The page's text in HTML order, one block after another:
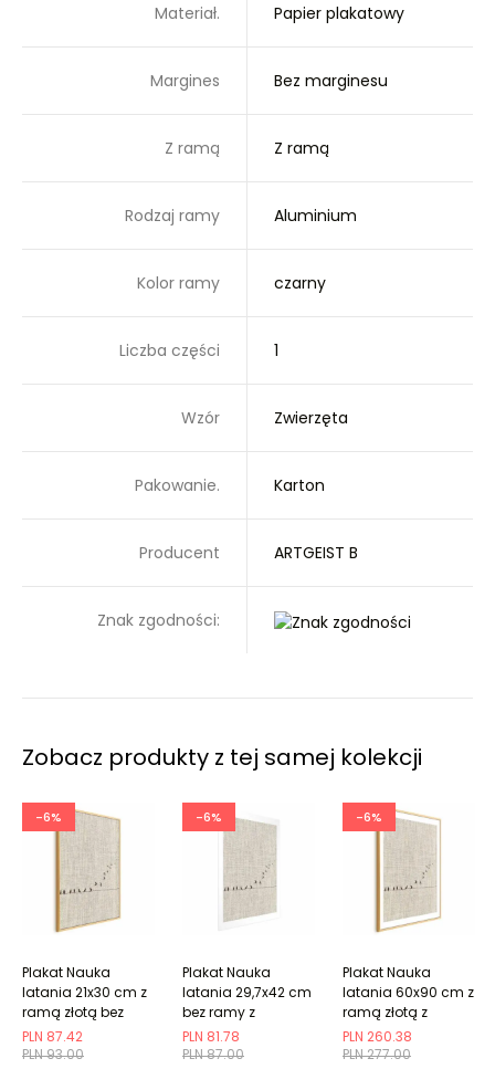
Materiał. Papier plakatowy
Margines Bez marginesu
Z ramą Z ramą
Rodzaj ramy Aluminium
Kolor ramy czarny
Liczba części 1
Wzór Zwierzęta
Pakowanie. Karton
Producent ARTGEIST B
Znak zgodności:
Zobacz produkty z tej samej kolekcji
-6%
PLN 93.00
PLN 87.42
Plakat Nauka
latania 21x30 cm z
ramą złotą bez
marginesu
-6%
PLN 87.00
PLN 81.78
Plakat Nauka
latania 29,7x42 cm
bez ramy z
marginesem
-6%
PLN 277.00
PLN 260.38
Plakat Nauka
latania 60x90 cm z
ramą złotą z
marginesem